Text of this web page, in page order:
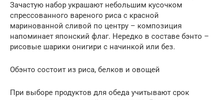
Зачастую набор украшают небольшим кусочком
спрессованного вареного риса с красной
маринованной сливой по центру – композиция
напоминает японский флаг. Нередко в составе бэнто –
рисовые шарики онигири с начинкой или без.
Обэнто состоит из риса, белков и овощей
При выборе продуктов для обеда учитывают срок